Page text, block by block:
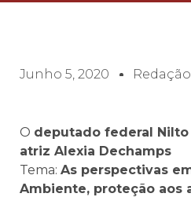
Junho 5, 2020 Redação
O deputado federal
atriz Alexia Dechamps
Tema: As perspectivas
Ambiente, proteção aos